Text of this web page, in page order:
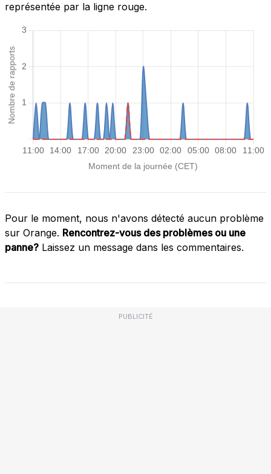
représentée par la ligne rouge.
Pour le moment, nous n'avons détecté aucun problème
sur Orange. Rencontrez-vous des problèmes ou une
panne? Laissez un message dans les commentaires.
PUBLICITÉ